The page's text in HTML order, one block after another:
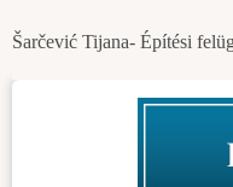
Šarčević Tijana- Építési